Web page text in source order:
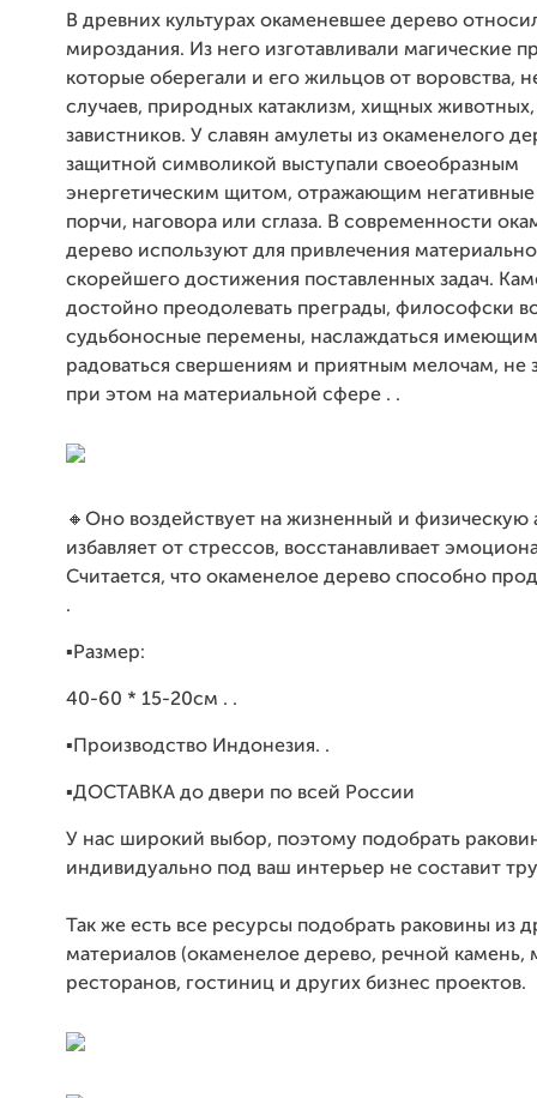
В древних культурах окаменевшее дерево
мироздания. Из него изготавливали магические
которые оберегали и его жильцов от воровства,
случаев, природных катаклизм, хищных животных,
завистников. У славян амулеты из окаменелого
защитной символикой выступали своеобразным
энергетическим щитом, отражающим
порчи, наговора или сглаза. В современности
дерево используют для привлечения
скорейшего достижения поставленных задач.
достойно преодолевать преграды, философски
судьбоносные перемены, наслаждаться
радоваться свершениям и приятным мелочам, не
при этом на материальной сфере . .
🔸Оно воздействует на жизненный и физическую
избавляет от стрессов, восстанавливает
Считается, что окаменелое дерево способно
.
▪Размер:
40-60 * 15-20см . .
▪Производство Индонезия. .
▪ДОСТАВКА до двери по всей России
У нас широкий выбор, поэтому подобрать
индивидуально под ваш интерьер не составит
Так же есть все ресурсы подобрать раковины из
материалов (окаменелое дерево, речной камень,
ресторанов, гостиниц и других бизнес проектов.